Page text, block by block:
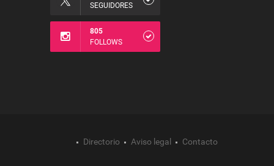
SEGUIDORES
805
FOLLOWS
Directorio Aviso legal Contacto